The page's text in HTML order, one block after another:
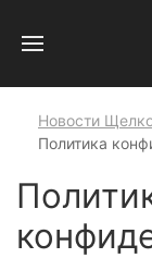
Новости
Политика